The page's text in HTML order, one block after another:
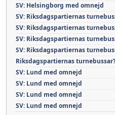
SV: Helsingborg med omnejd
SV: Riksdagspartiernas
SV: Riksdagspartiernas
SV: Riksdagspartiernas
SV: Riksdagspartiernas
Riksdagspartiernas
SV: Lund med omnejd
SV: Lund med omnejd
SV: Lund med omnejd
SV: Lund med omnejd